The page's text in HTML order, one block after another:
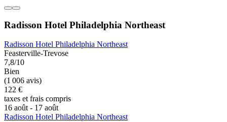
Radisson Hotel Philadelphia Northeast
Radisson Hotel Philadelphia Northeast
Feasterville-Trevose
7,8/10
Bien
(1 006 avis)
122 €
taxes et frais compris
16 août - 17 août
Radisson Hotel Philadelphia Northeast